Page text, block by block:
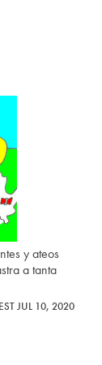
y ateos
a tanta
JUL 10, 2020